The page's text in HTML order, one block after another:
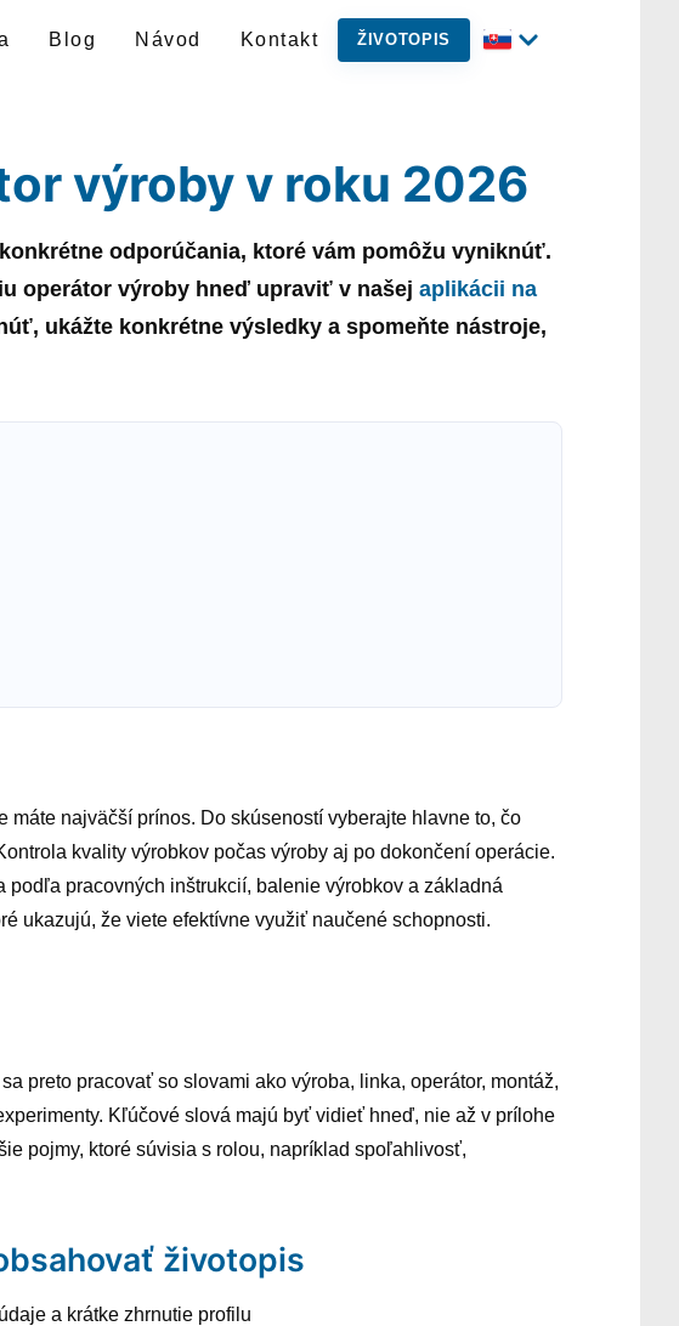
Blog Návod Kontakt ŽIVOTOPIS
výroby v roku 2026
odporúčania, ktoré vám pomôžu vyniknúť.
operátor výroby hneď upraviť v našej aplikácii na
ukážte konkrétne výsledky a spomeňte nástroje,
najväčší prínos. Do skúseností vyberajte hlavne to, čo
kvality výrobkov počas výroby aj po dokončení operácie.
pracovných inštrukcií, balenie výrobkov a základná
ukazujú, že viete efektívne využiť naučené schopnosti.
preto pracovať so slovami ako výroba, linka, operátor, montáž,
Kľúčové slová majú byť vidieť hneď, nie až v prílohe
pojmy, ktoré súvisia s rolou, napríklad spoľahlivosť,
životopis
a krátke zhrnutie profilu